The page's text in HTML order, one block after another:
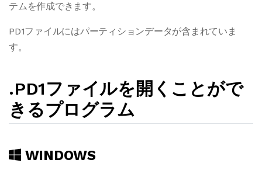
テムを作成できます。
PD1ファイルにはパーティションデータが含まれていま
す。
.PD1ファイルを開くことがで
きるプログラム
WINDOWS